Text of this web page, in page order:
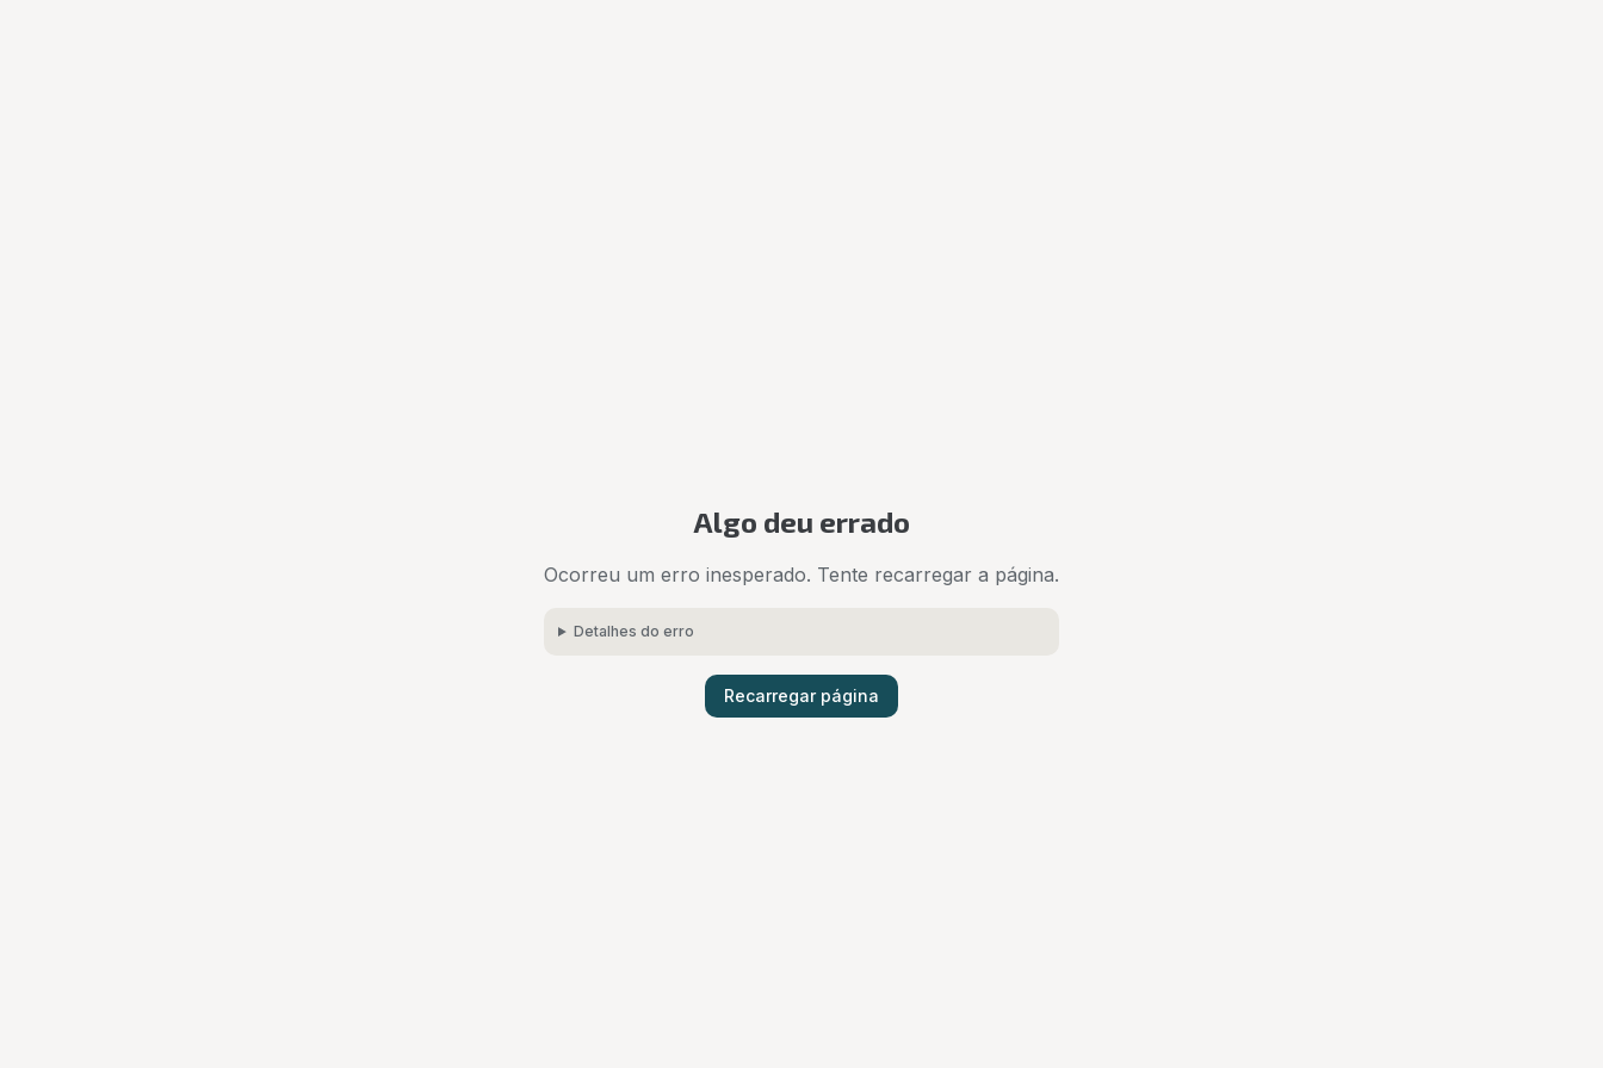
Algo deu errado
Ocorreu um erro inesperado. Tente recarregar a página.
Detalhes do erro
Recarregar página